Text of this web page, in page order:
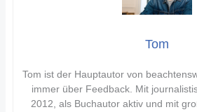
Tom
Tom ist der Hauptautor von
immer über Feedback. Mit
2012, als Buchautor aktiv und mit